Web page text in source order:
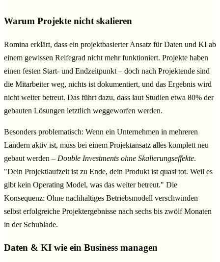
Warum Projekte nicht skalieren
Romina erklärt, dass ein projektbasierter Ansatz für Daten und KI ab
einem gewissen Reifegrad nicht mehr funktioniert. Projekte haben
einen festen Start- und Endzeitpunkt – doch nach Projektende sind
die Mitarbeiter weg, nichts ist dokumentiert, und das Ergebnis wird
nicht weiter betreut. Das führt dazu, dass laut Studien etwa 80% der
gebauten Lösungen letztlich weggeworfen werden.
Besonders problematisch: Wenn ein Unternehmen in mehreren
Ländern aktiv ist, muss bei einem Projektansatz alles komplett neu
gebaut werden – Double Investments ohne Skalierungseffekte.
"Dein Projektlaufzeit ist zu Ende, dein Produkt ist quasi tot. Weil es
gibt kein Operating Model, was das weiter betreut." Die
Konsequenz: Ohne nachhaltiges Betriebsmodell verschwinden
selbst erfolgreiche Projektergebnisse nach sechs bis zwölf Monaten
in der Schublade.
Daten & KI wie ein Business managen